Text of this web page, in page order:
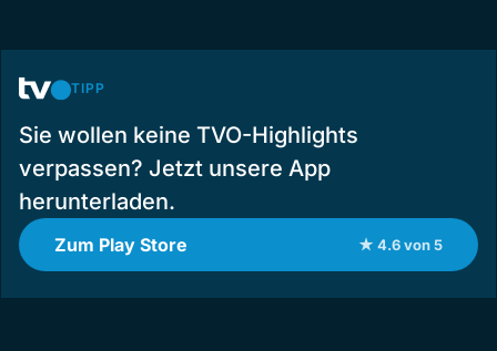
TIPP
Sie wollen keine TVO-Highlights
verpassen? Jetzt unsere App
herunterladen.
Zum Play Store ★ 4.6 von 5